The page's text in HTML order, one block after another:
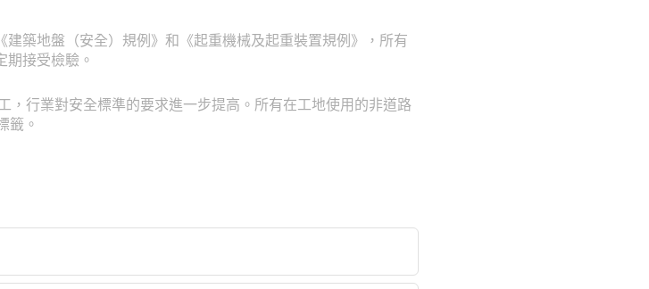
築地盤（安全）規例》和《起重機械及起重裝置規例》，所有
期接受檢驗。
，行業對安全標準的要求進一步提高。所有在工地使用的非道路
籤。